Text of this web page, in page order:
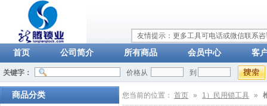
友情提示：更多工具可电话或微信联系
首页 公司简介 所有商品 会员中心 客
关键字： 价格从 到
商品分类 您当前的位置： 首页 » 1）民用锁工具 »